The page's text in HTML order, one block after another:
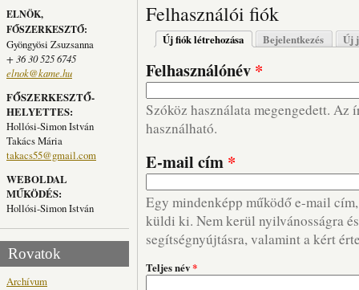
ELNÖK,
FŐSZERKESZTŐ:
Gyöngyösi Zsuzsanna
+ 36 30 525 6745
elnok@kame.hu
FŐSZERKESZTŐ-
HELYETTES:
Hollósi-Simon István
Takács Mária
takacs55@gmail.com
WEBOLDAL
MŰKÖDÉS:
Hollósi-Simon István
Rovatok
Archívum
Felhasználói fiók
Elsődleges fülek
Új fiók létrehozása (aktív fül)
Bejelentkezés Új
Felhasználónév *
Szóköz használata megengedett. Az
használható.
E-mail cím *
Egy mindenképp működő e-mail
küldi ki. Nem kerül nyilvánosságra
segítségnyújtásra, valamint a kért
Teljes név*